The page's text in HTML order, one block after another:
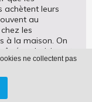
achètent leurs
au
les
à la maison. On
choisissent
souvent.
ne collectent pas